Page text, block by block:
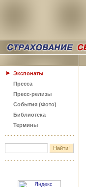
Экспонаты
Пресса
Пресс-релизы
События (Фото)
Библиотека
Термины